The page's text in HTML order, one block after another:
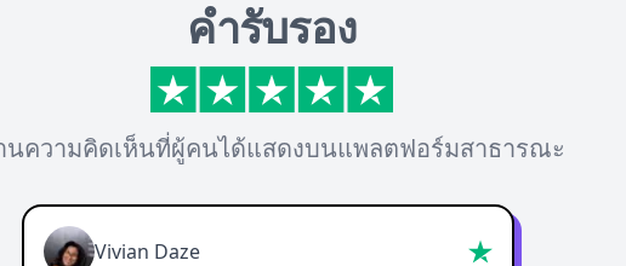
คำรับรอง
นความคิดเห็นที่ผู้คนได้แสดงบนแพลตฟอร์มสาธารณะ
Vivian Daze